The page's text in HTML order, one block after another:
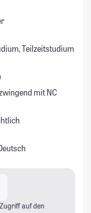
Teilzeitstudium
mit NC
auf den